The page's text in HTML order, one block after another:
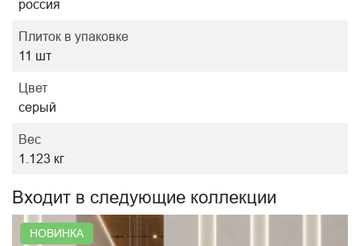
россия
Плиток в упаковке
11 шт
Цвет
серый
Вес
1.123 кг
Входит в следующие коллекции
НОВИНКА